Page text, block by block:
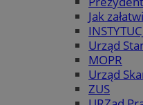
Jak
Urząd
MOPR
Urząd
ZUS